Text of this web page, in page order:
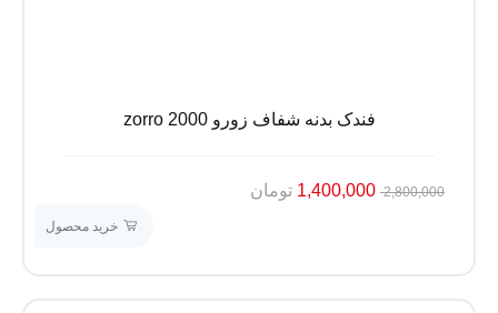
فندک بدنه شفاف زورو zorro 2000
2,800,000
1,400,000 تومان
خرید محصول